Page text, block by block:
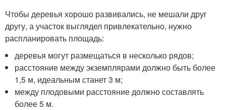
Чтобы деревья хорошо развивались, не мешали друг
другу, а участок выглядел привлекательно, нужно
распланировать площадь:
деревья могут размещаться в несколько рядов;
расстояние между экземплярами должно быть более
1,5 м, идеальным станет 3 м;
между плодовыми расстояние должно составлять
более 5 м.